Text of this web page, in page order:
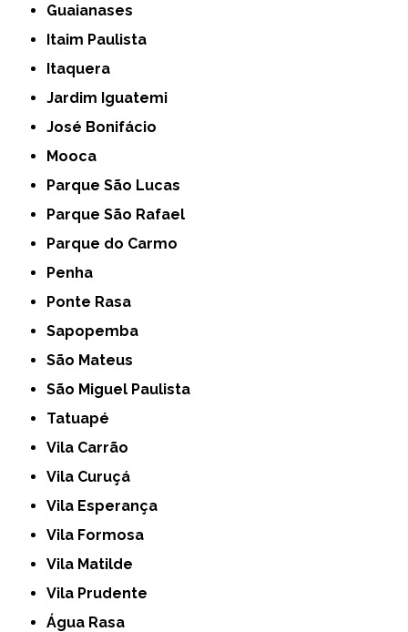
Guaianases
Itaim Paulista
Itaquera
Jardim Iguatemi
José Bonifácio
Mooca
Parque São Lucas
Parque São Rafael
Parque do Carmo
Penha
Ponte Rasa
Sapopemba
São Mateus
São Miguel Paulista
Tatuapé
Vila Carrão
Vila Curuçá
Vila Esperança
Vila Formosa
Vila Matilde
Vila Prudente
Água Rasa